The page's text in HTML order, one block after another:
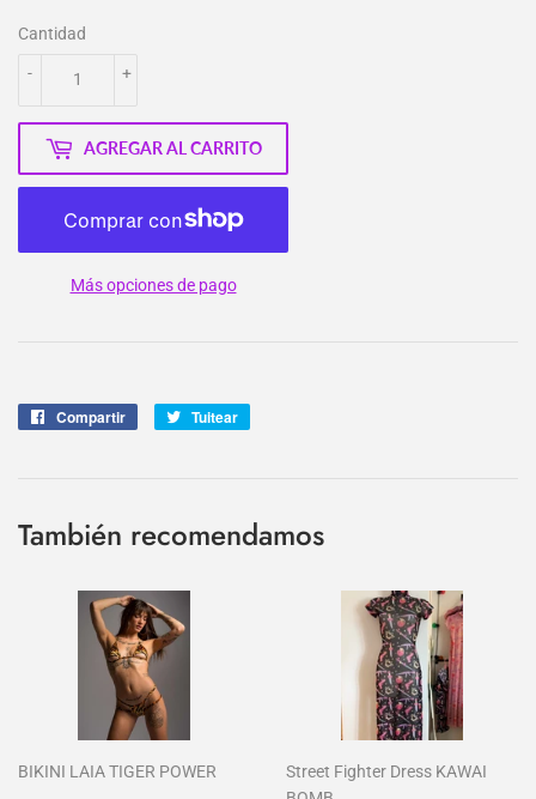
Cantidad
+
-
AGREGAR AL CARRITO
Más opciones de pago
Compartir
CompartirTuitear
También recomendamos
BIKINI LAIA TIGER POWER
Street Fighter Dress KAWAI